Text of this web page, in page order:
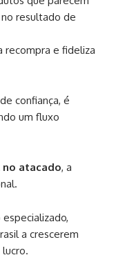
resultado de
recompra e fideliza
confiança, é
um fluxo
atacado, a
a crescerem